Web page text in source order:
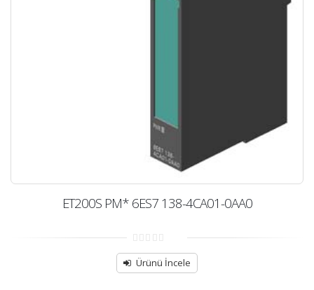
ET200S PM* 6ES7 138-4CA01-0AA0
0
out
of
Ürünü İncele